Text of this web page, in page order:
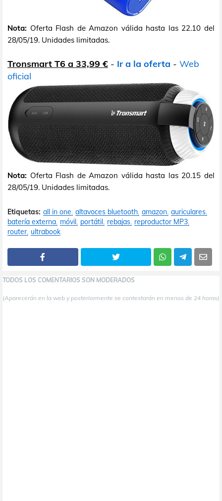
Nota: Oferta Flash de Amazon válida hasta las 22.10 del
28/05/19. Unidades limitadas.
Tronsmart T6 a 33,99 € - Ir a la oferta - Web
oficial
Nota: Oferta Flash de Amazon válida hasta las 20.15 del
28/05/19. Unidades limitadas.
Etiquetas: all in one altavoces bluetooth amazon auriculares
batería externa móvil portátil rebajas reproductor MP3
router ultrabook
TODOS LOS COMENTARIOS SON MODERADOS
(Aparecerán en la web y posteriormente se contestarán en menos de 24 horas)